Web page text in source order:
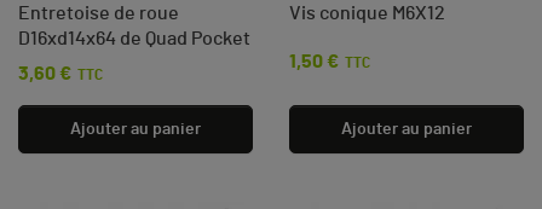
Entretoise de roue
D16xd14x64 de Quad Pocket
Prix
3,60 € TTC
Ajouter au panier
Vis conique M6X12
Prix
1,50 € TTC
Ajouter au panier